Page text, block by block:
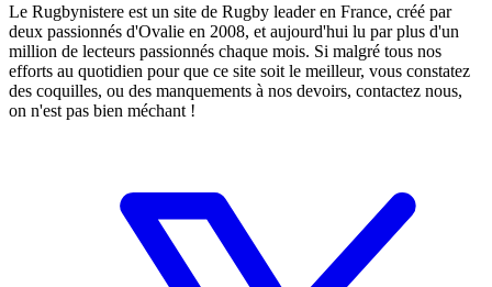
Le Rugbynistere est un site de Rugby leader en France, créé par
deux passionnés d'Ovalie en 2008, et aujourd'hui lu par plus d'un
million de lecteurs passionnés chaque mois. Si malgré tous nos
efforts au quotidien pour que ce site soit le meilleur, vous constatez
des coquilles, ou des manquements à nos devoirs, contactez nous,
on n'est pas bien méchant !